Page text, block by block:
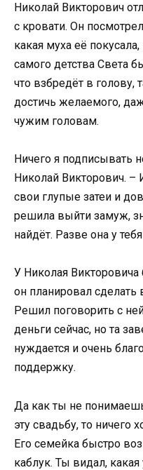
Николай Викторович
с кровати. Он
какая муха её
самого детства Света
что взбредёт в голову,
достичь желаемого,
чужим головам.
Ничего я подписывать
Николай Викторович. –
свои глупые затеи и
решила выйти замуж,
найдёт. Разве она у
У Николая
он планировал сделать
Решил поговорить с
деньги сейчас, но та
нуждается и очень
поддержку.
Да как ты не
эту свадьбу, то ничего
Его семейка быстро
каблук. Ты видал,